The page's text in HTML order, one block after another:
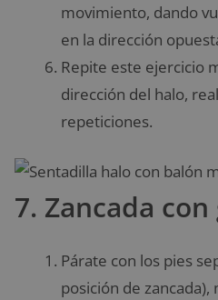
movimiento, dando
en la dirección
Repite este ejercicio
dirección del halo,
repeticiones.
7. Zancada
Párate con los pies
posición de